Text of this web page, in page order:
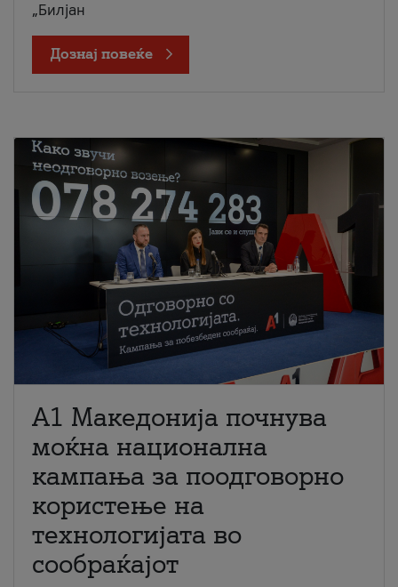
„Билјан
Дознај повеќе
A1 Македонија почнува
моќна национална
кампања за поодговорно
користење на
технологијата во
сообраќајот